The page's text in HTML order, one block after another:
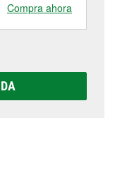
Compra ahora